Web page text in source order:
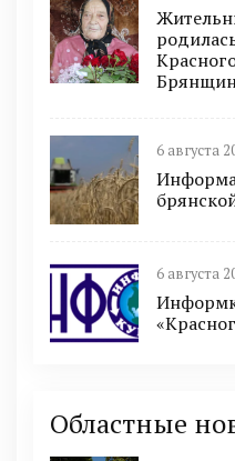
6 августа
6 августа
Областные